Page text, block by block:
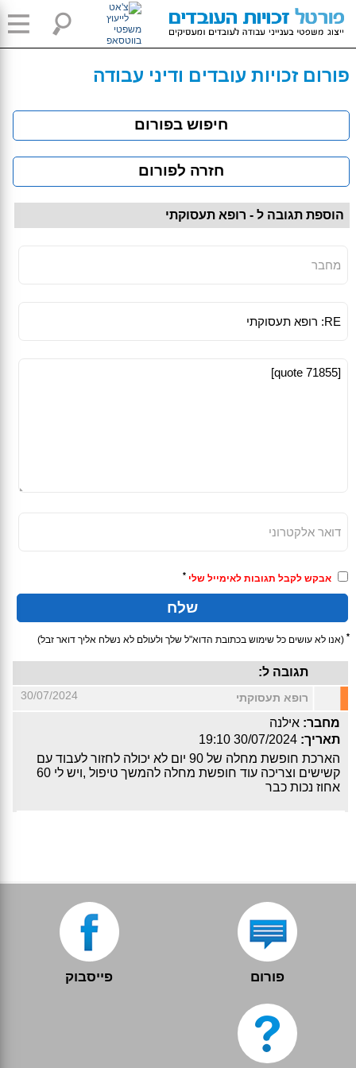
פורום זכויות עובדים ודיני עבודה
חיפוש בפורום
חזרה לפורום
הוספת תגובה ל - רופא תעסוקתי
אבקש לקבל תגובות לאימייל שלי *
* (אנו לא עושים כל שימוש בכתובת הדוא"ל שלך ולעולם לא נשלח אליך דואר זבל)
תגובה ל:
רופא תעסוקתי 30/07/2024
מחבר: אילנה
תאריך: 30/07/2024 19:10
הארכת חופשת מחלה של 90 יום לא יכולה לחזור לעבוד עם
קשישים וצריכה עוד חופשת מחלה להמשך טיפול ,ויש לי 60
אחוז נכות כבר
פורום פייסבוק